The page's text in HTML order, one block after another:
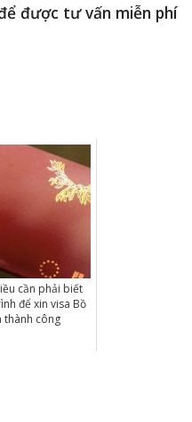
được tư vấn miễn phí
cần phải biết
để xin visa Bồ
thành công